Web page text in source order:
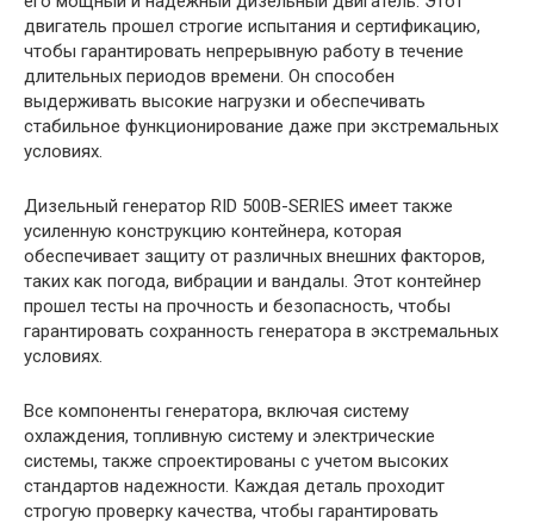
двигатель прошел строгие испытания и сертификацию,
чтобы гарантировать непрерывную работу в течение
длительных периодов времени. Он способен
выдерживать высокие нагрузки и обеспечивать
стабильное функционирование даже при экстремальных
условиях.
Дизельный генератор RID 500B-SERIES имеет также
усиленную конструкцию контейнера, которая
обеспечивает защиту от различных внешних факторов,
таких как погода, вибрации и вандалы. Этот контейнер
прошел тесты на прочность и безопасность, чтобы
гарантировать сохранность генератора в экстремальных
условиях.
Все компоненты генератора, включая систему
охлаждения, топливную систему и электрические
системы, также спроектированы с учетом высоких
стандартов надежности. Каждая деталь проходит
строгую проверку качества, чтобы гарантировать